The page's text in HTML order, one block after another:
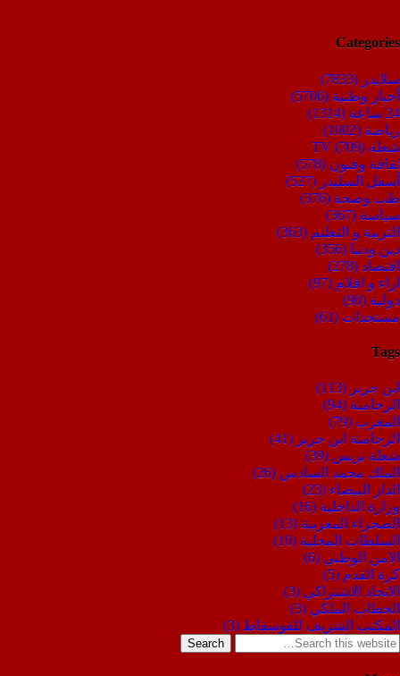
Categories
سلايدر (7833)
أخبار وطنية (5706)
24 ساعة
(1314)
رياضة (1002)
شعلة TV (709)
ثقافة وفنون (578)
أسفل السليدر (527)
طب وصحة (376)
سياسة (367)
التربية و التعليم (363)
دين ودنيا (356)
اقتصاد (278)
اراء و اقلام (97)
دولية (90)
مستجدات (61)
Tags
ابن جرير (113)
الرحامنة (94)
المغرب (79)
الرحامنة ابن جرير (41)
شعلة بريس (39)
الملك محمد السادس (26)
الدار البيضاء (23)
وزارة الداخلية (16)
الصحراء المغربية (13)
السلطات المحلية (10)
الامن الوطني (6)
كرة القدم (5)
الاتحاد الاشتراكي (3)
الخطاب الملكي (3)
المكتب الشريف للفوسفاط (3)
Search